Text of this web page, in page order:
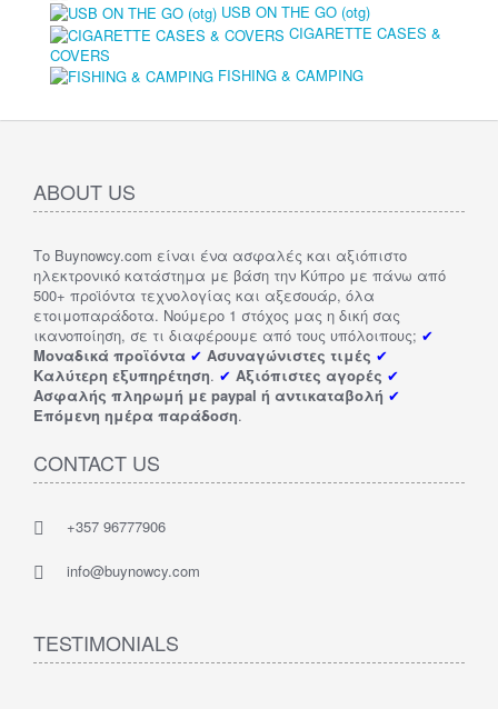
USB ON THE GO (otg)
CIGARETTE CASES &
COVERS
FISHING & CAMPING
ABOUT US
Το Buynowcy.com είναι ένα ασφαλές και αξιόπιστο
ηλεκτρονικό κατάστημα με βάση την Κύπρο με πάνω από
500+ προϊόντα τεχνολογίας και αξεσουάρ, όλα
ετοιμοπαράδοτα. Νούμερο 1 στόχος μας η δική σας
ικανοποίηση, σε τι διαφέρουμε από τους υπόλοιπους; ✔
Μοναδικά προϊόντα ✔ Ασυναγώνιστες τιμές ✔
Καλύτερη εξυπηρέτηση. ✔ Αξιόπιστες αγορές ✔
Ασφαλής πληρωμή με paypal ή αντικαταβολή ✔
Επόμενη ημέρα παράδοση.
CONTACT US
+357 96777906
info@buynowcy.com
TESTIMONIALS